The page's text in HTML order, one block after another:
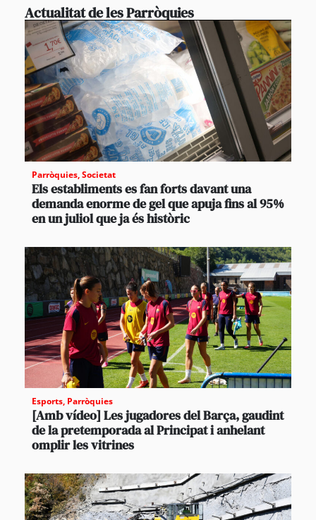
Actualitat de les Parròquies
Parròquies,Societat
Els establiments es fan forts davant una
demanda enorme de gel que apuja fins al 95%
en un juliol que ja és històric
Esports, Parròquies
[Amb vídeo] Les jugadores del Barça, gaudint
de la pretemporada al Principat i anhelant
omplir les vitrines